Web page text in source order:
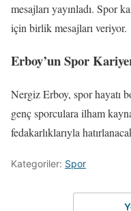
mesajları yayınladı. Spor
için birlik mesajları veriyor.
Erboy’un Spor
Nergiz Erboy, spor hayatı
genç sporculara ilham
fedakarlıklarıyla
Kategoriler: Spor